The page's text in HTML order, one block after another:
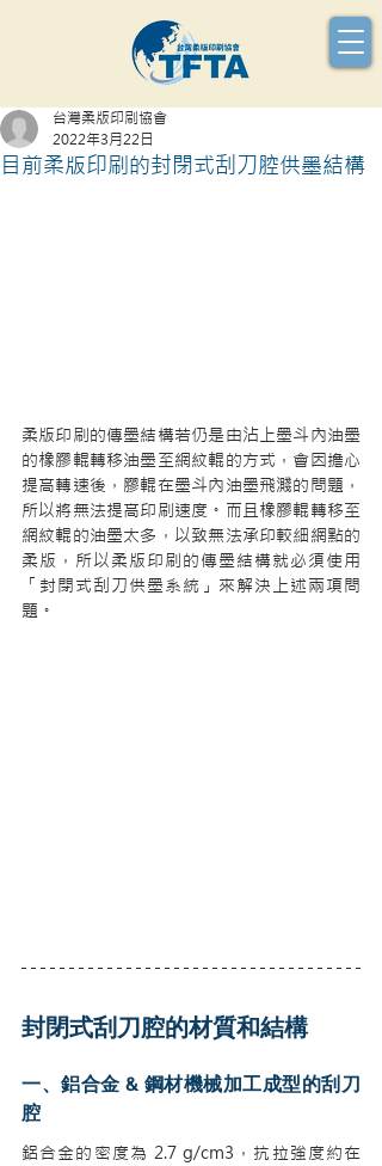
目前柔版印刷的封閉式刮刀腔供墨結構
台灣柔版印刷協會
2022年3月22日
柔版印刷的傳墨結構若仍是由沾上墨斗內油墨
的橡膠輥轉移油墨至網紋輥的方式，會因擔心
提高轉速後，膠輥在墨斗內油墨飛濺的問題，
所以將無法提高印刷速度。而且橡膠輥轉移至
網紋輥的油墨太多，以致無法承印較細網點的
柔版，所以柔版印刷的傳墨結構就必須使用
「封閉式刮刀供墨系統」來解決上述兩項問
題。
封閉式刮刀腔的材質和結構
一、鋁合金 & 鋼材機械加工成型的刮刀
腔
鋁合金的密度為 2.7 g/cm3，抗拉強度約在